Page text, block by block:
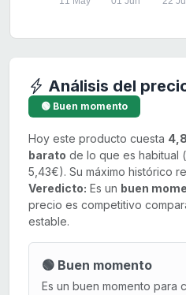
Análisis del
🟢 Buen momento
Hoy este producto cuesta
barato de lo que es habitual
5,43€). Su máximo histórico
Veredicto: Es un buen
precio es competitivo
estable.
🟢 Buen momento
Es un buen momento para